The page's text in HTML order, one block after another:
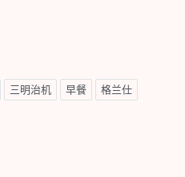
三明治机 早餐 格兰仕